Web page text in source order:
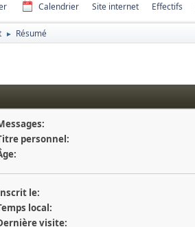
Calendrier Site internet Effectifs
► Résumé
personnel:
le:
local:
visite: